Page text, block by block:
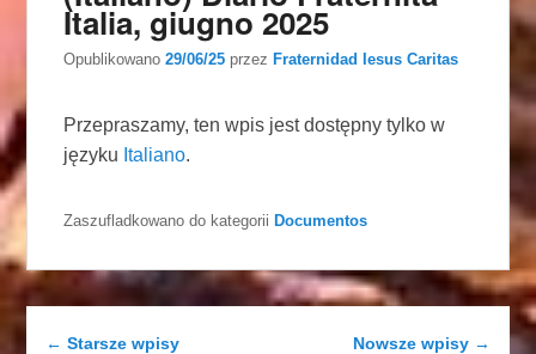
Italia, giugno 2025
Opublikowano29/06/25 przez Fraternidad Iesus Caritas
Przepraszamy, ten wpis jest dostępny tylko w
języku Italiano.
Zaszufladkowano do kategorii Documentos
Nawigacja wpisu
← Starsze wpisy Nowsze wpisy →